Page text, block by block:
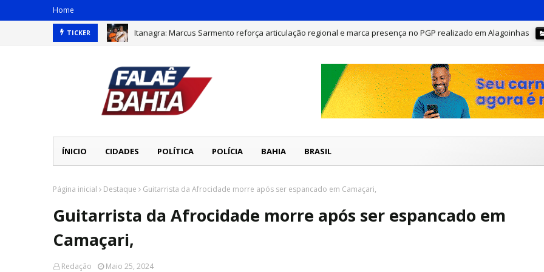
Home
TICKER Jeronimo reúne multidão em Alagoinhas e destaca avanços e novos compromissos para a Bahia durante o
ÍNICIO CIDADES POLÍTICA POLÍCIA BAHIA BRASIL
Página inicial Destaque Guitarrista da Afrocidade morre após ser espancado em Camaçari,
Guitarrista da Afrocidade morre após ser espancado em
Camaçari,
Redação Maio 25, 2024